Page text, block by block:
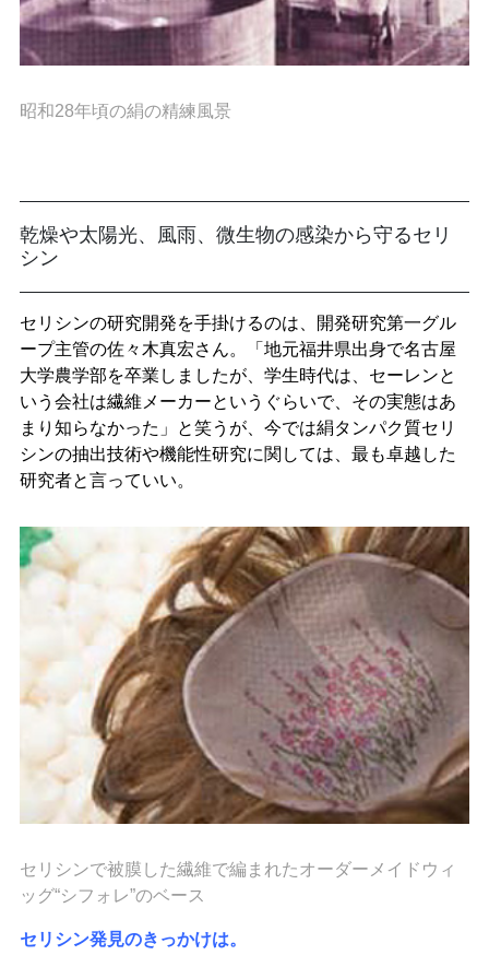
昭和28年頃の絹の精練風景
乾燥や太陽光、風雨、微生物の感染から守るセリ
シン
セリシンの研究開発を手掛けるのは、開発研究第一グル
ープ主管の佐々木真宏さん。「地元福井県出身で名古屋
大学農学部を卒業しましたが、学生時代は、セーレンと
いう会社は繊維メーカーというぐらいで、その実態はあ
まり知らなかった」と笑うが、今では絹タンパク質セリ
シンの抽出技術や機能性研究に関しては、最も卓越した
研究者と言っていい。
セリシンで被膜した繊維で編まれたオーダーメイドウィ
ッグ“シフォレ”のベース
セリシン発見のきっかけは。